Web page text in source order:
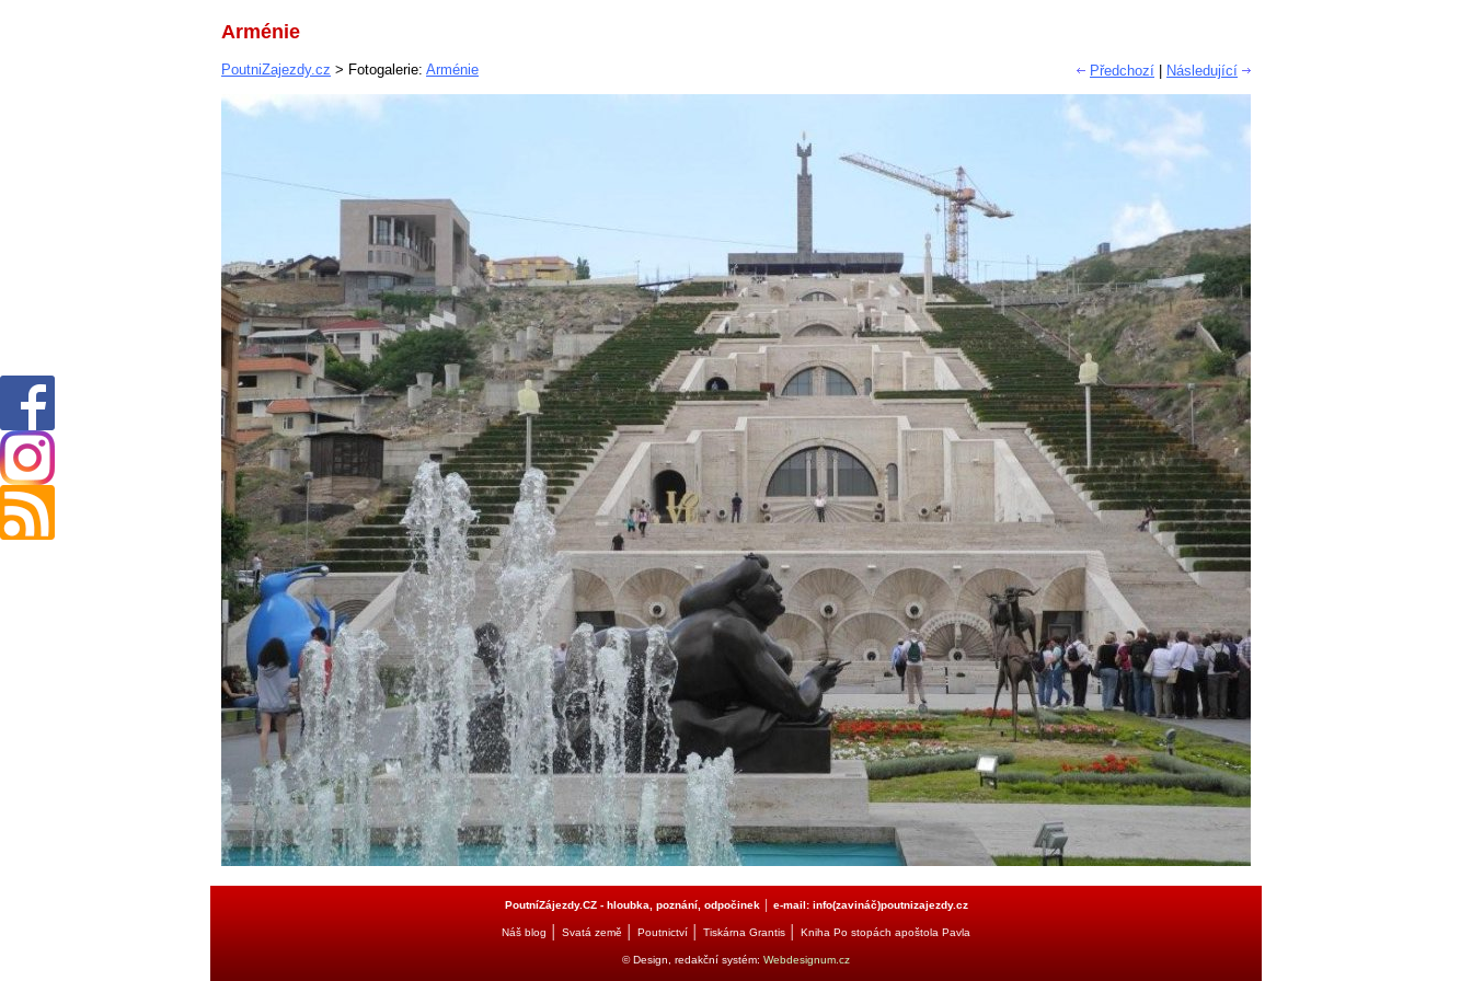
Arménie
PoutniZajezdy.cz > Fotogalerie: Arménie Předchozí Následující
PoutníZájezdy.CZ - hloubka, poznání, odpočinek │ e-mail: info(zavináč)poutnizajezdy.cz
Náš blog Svatá země Poutnictví Tiskárna Grantis Kniha Po stopách apoštola Pavla
© Design, redakční systém: Webdesignum.cz